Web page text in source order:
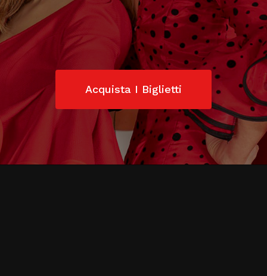
Acquista I Biglietti